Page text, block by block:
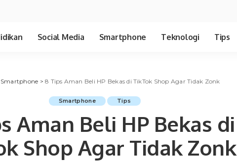
Social Media Smartphone Teknologi Tips
Smartphone >8 Tips Aman Beli HP Bekas di TikTok Shop Agar Tidak Zonk
Smartphone Tips
Aman Beli HP Bekas di
Shop Agar Tidak Zonk